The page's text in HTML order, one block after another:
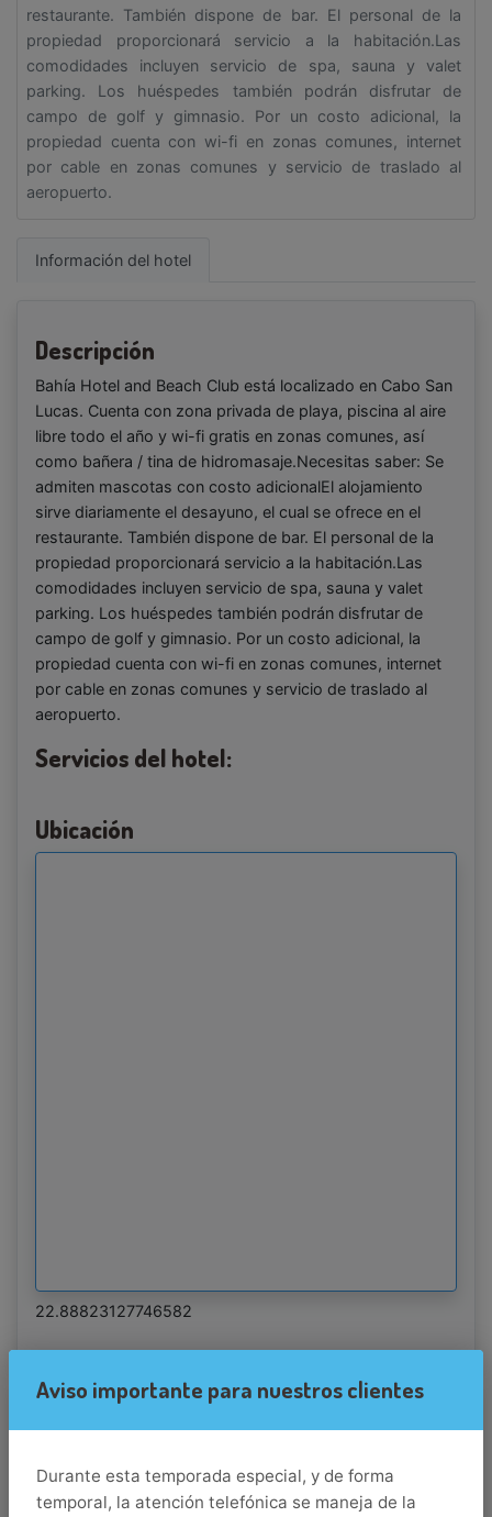
restaurante. También dispone de bar. El personal de la
propiedad proporcionará servicio a la habitación.Las
comodidades incluyen servicio de spa, sauna y valet
parking. Los huéspedes también podrán disfrutar de
campo de golf y gimnasio. Por un costo adicional, la
propiedad cuenta con wi-fi en zonas comunes, internet
por cable en zonas comunes y servicio de traslado al
aeropuerto.
Información del hotel
Descripción
Bahía Hotel and Beach Club está localizado en Cabo San
Lucas. Cuenta con zona privada de playa, piscina al aire
libre todo el año y wi-fi gratis en zonas comunes, así
como bañera / tina de hidromasaje.Necesitas saber: Se
admiten mascotas con costo adicionalEl alojamiento
sirve diariamente el desayuno, el cual se ofrece en el
restaurante. También dispone de bar. El personal de la
propiedad proporcionará servicio a la habitación.Las
comodidades incluyen servicio de spa, sauna y valet
parking. Los huéspedes también podrán disfrutar de
campo de golf y gimnasio. Por un costo adicional, la
propiedad cuenta con wi-fi en zonas comunes, internet
por cable en zonas comunes y servicio de traslado al
aeropuerto.
Servicios del hotel:
Ubicación
22.88823127746582
Llegada
Aviso importante para nuestros clientes
Durante esta temporada especial, y de forma
temporal, la atención telefónica se maneja de la